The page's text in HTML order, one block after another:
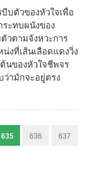
บตัวของหัวใจเพื่อ
ระทบผนังของ
วตามจังหวะการ
งที่เส้นเลือดแดงวิ่ง
นของหัวใจชีพจร
ามักจะอยู่ตรง
635 636 637